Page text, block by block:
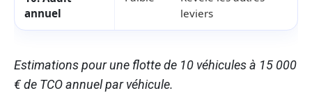
annuel
leviers
Estimations pour une flotte de 10 véhicules à 15 000
€ de TCO annuel par véhicule.